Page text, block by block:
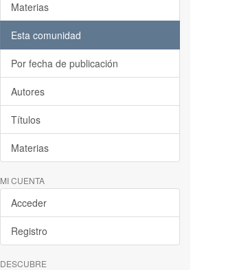
Materias
Esta comunidad
Por fecha de publicación
Autores
Títulos
Materias
MI CUENTA
Acceder
Registro
DESCUBRE